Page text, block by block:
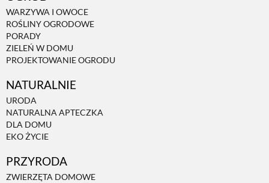
WARZYWA I OWOCE
ROŚLINY OGRODOWE
PORADY
ZIELEŃ W DOMU
PROJEKTOWANIE OGRODU
NATURALNIE
URODA
NATURALNA APTECZKA
DLA DOMU
EKO ŻYCIE
PRZYRODA
ZWIERZĘTA DOMOWE